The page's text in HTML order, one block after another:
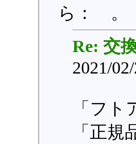
ら： 。
Re: 交
2021/
「フ
「正